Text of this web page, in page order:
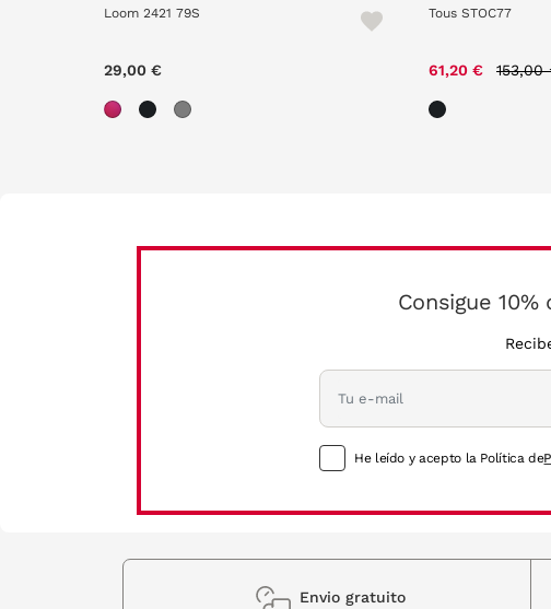
Loom 2421 79S
29,00 €
Tous STOC77
61,20 € 153,00
Consigue
He leído y acepto la Política de
Envio gratuito